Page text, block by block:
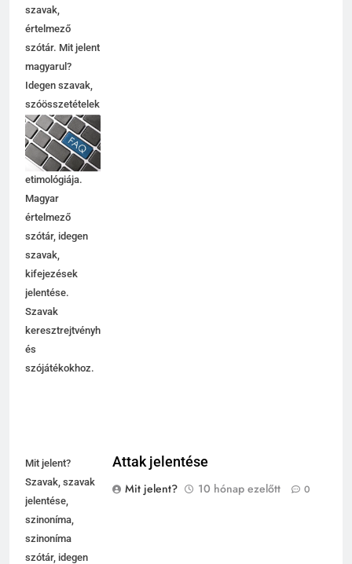
rokon értelmű
szavak,
értelmező
szótár. Mit jelent
magyarul?
Idegen szavak,
szóösszetételek
jelentése,
magyarázata,
használata,
etimológiája.
Magyar
értelmező
szótár, idegen
szavak,
kifejezések
jelentése.
Szavak
keresztrejtvényhez
és
Mit jelent?
Szavak, szavak
jelentése,
szinoníma,
szinoníma